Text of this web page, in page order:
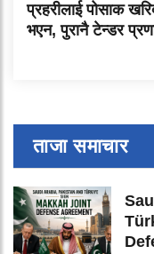
प्रहरीलाई पोसाक
भएन, पुरानै टेन्डर
ताजा समाचार